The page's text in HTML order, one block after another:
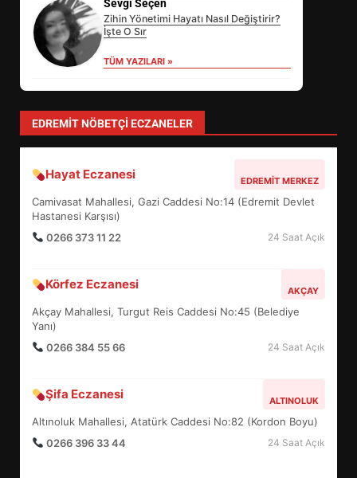
Sevgi Seçen
Zihin Yönetimi Hayatı Nasıl Değiştirir?
İşte O Sır
TÜM YAZILARI »
EDREMIT NÖBETÇI ECZANELER
Hayat Eczanesi EDREMIT MERKEZ
Camivasat Mahallesi, Gazi Caddesi No:14 (Edremit Devlet
Hastanesi Karşısı)
0266 373 11 22
24 Saat Açık
Körfez Eczanesi AKÇAY
Akçay Mahallesi, Turgut Reis Caddesi No:45 (Belediye
Yanı)
0266 384 55 66
24 Saat Açık
Şifa Eczanesi ALTINOLUK
Altınoluk Mahallesi, Atatürk Caddesi No:82 (Kordon Boyu)
0266 396 33 44
24 Saat Açık
3
DEĞİŞECEK?
4
5
BALIKESİR MÜZELERİNDE SÜRE
UZATILDI: NE DEĞİŞTİ?
6
TURNUVASI KAYITLARI NEYİ
7
YENİ YÖNETİM NASIL
ŞEKİLLENDİ?